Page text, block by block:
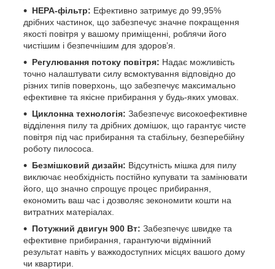
HEPA-фільтр: Ефективно затримує до 99,95%
дрібних частинок, що забезпечує значне покращення
якості повітря у вашому приміщенні, роблячи його
чистішим і безпечнішим для здоров’я.
Регулювання потоку повітря: Надає можливість
точно налаштувати силу всмоктування відповідно до
різних типів поверхонь, що забезпечує максимально
ефективне та якісне прибирання у будь-яких умовах.
Циклонна технологія: Забезпечує високоефективне
відділення пилу та дрібних домішок, що гарантує чисте
повітря під час прибирання та стабільну, безперебійну
роботу пилососа.
Безмішковий дизайн: Відсутність мішка для пилу
виключає необхідність постійно купувати та замінювати
його, що значно спрощує процес прибирання,
економить ваш час і дозволяє зекономити кошти на
витратних матеріалах.
Потужний двигун 900 Вт: Забезпечує швидке та
ефективне прибирання, гарантуючи відмінний
результат навіть у важкодоступних місцях вашого дому
чи квартири.